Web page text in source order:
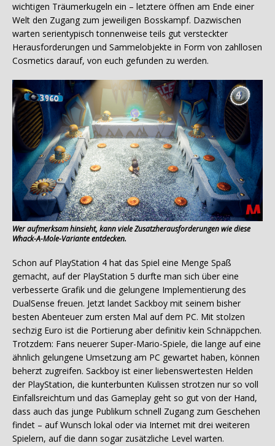
wichtigen Träumerkugeln ein – letztere öffnen am Ende einer
Welt den Zugang zum jeweiligen Bosskampf. Dazwischen
warten serientypisch tonnenweise teils gut versteckter
Herausforderungen und Sammelobjekte in Form von zahllosen
Cosmetics darauf, von euch gefunden zu werden.
Wer aufmerksam hinsieht, kann viele Zusatzherausforderungen wie diese
Whack-A-Mole-Variante entdecken.
Schon auf PlayStation 4 hat das Spiel eine Menge Spaß
gemacht, auf der PlayStation 5 durfte man sich über eine
verbesserte Grafik und die gelungene Implementierung des
DualSense freuen. Jetzt landet Sackboy mit seinem bisher
besten Abenteuer zum ersten Mal auf dem PC. Mit stolzen
sechzig Euro ist die Portierung aber definitiv kein Schnäppchen.
Trotzdem: Fans neuerer Super-Mario-Spiele, die lange auf eine
ähnlich gelungene Umsetzung am PC gewartet haben, können
beherzt zugreifen. Sackboy ist einer liebenswertesten Helden
der PlayStation, die kunterbunten Kulissen strotzen nur so voll
Einfallsreichtum und das Gameplay geht so gut von der Hand,
dass auch das junge Publikum schnell Zugang zum Geschehen
findet – auf Wunsch lokal oder via Internet mit drei weiteren
Spielern, auf die dann sogar zusätzliche Level warten.